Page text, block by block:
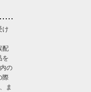
け
配
を
の
際
ま